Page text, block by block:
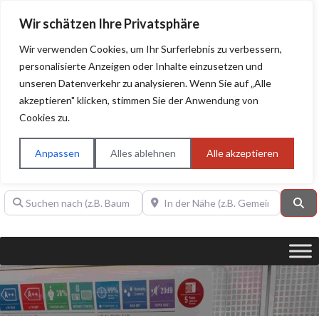
Wir schätzen Ihre Privatsphäre
Wir verwenden Cookies, um Ihr Surferlebnis zu verbessern,
personalisierte Anzeigen oder Inhalte einzusetzen und
unseren Datenverkehr zu analysieren. Wenn Sie auf „Alle
akzeptieren" klicken, stimmen Sie der Anwendung von
Cookies zu.
Anpassen Alles ablehnen Alle akzeptieren
BAUHERRENHILFE.orgQualitätssiegel!
Sie finden hier nur Qualitätsbetriebe, die mit dem DIAMANT,
PLATIN, GOLD, SILBER, ANWÄRTER "Bauherrenhilfe.org-
Qualitätssiegel" ausgezeichnet sind.
Suchen nach (z.B. Baumeister oder Dachdecker)In der Nähe (z.B. Gemeinde Baden)